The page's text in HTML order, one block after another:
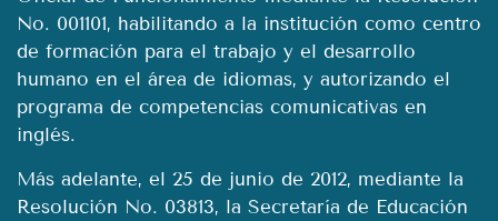
No. 001101, habilitando a la institución como centro
de formación para el trabajo y el desarrollo
humano en el área de idiomas, y autorizando el
programa de competencias comunicativas en
inglés.
Más adelante, el 25 de junio de 2012, mediante la
Resolución No. 03813, la Secretaría de Educación